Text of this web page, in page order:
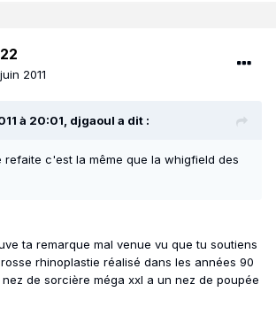
2011
à 20:01, djgaoul a dit :
refaite c'est la même que la whigfield des
ta remarque mal venue vu que tu soutiens
rhinoplastie réalisé dans les années 90
de sorcière méga xxl a un nez de poupée